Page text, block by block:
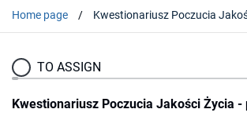
Home page
TO ASSIGN
Kwestionariusz Poczucia Jakości Życia -